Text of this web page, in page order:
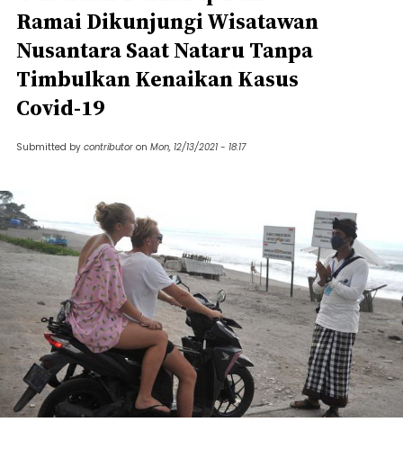
Ramai Dikunjungi Wisatawan
Nusantara Saat Nataru Tanpa
Timbulkan Kenaikan Kasus
Covid-19
Submitted by contributor on Mon, 12/13/2021 - 18:17